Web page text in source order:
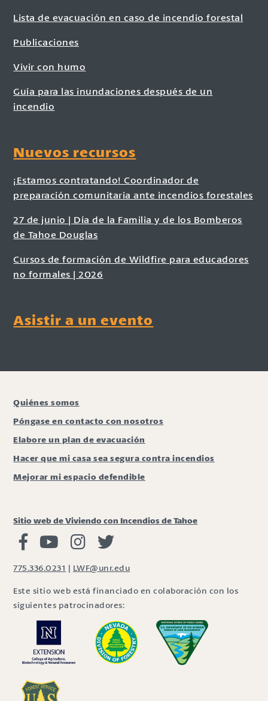
Lista de evacuación en caso de incendio forestal
Publicaciones
Vivir con humo
Guía para las inundaciones después de un
incendio
Nuevos recursos
¡Estamos contratando! Coordinador de
preparación comunitaria ante incendios forestales
27 de junio | Día de la Familia y de los Bomberos
de Tahoe Douglas
Cursos de formación de Wildfire para educadores
no formales | 2026
Asistir a un evento
Quiénes somos
Póngase en contacto con nosotros
Elabore un plan de evacuación
Hacer que mi casa sea segura contra incendios
Mejorar mi espacio defendible
Sitio web de Viviendo con Incendios de Tahoe
Viviendo con Incendios Facebook
Vivir con fuego Youtube
Vivir con fuego Instagram
775.336.0231 | LWF@unr.edu
Este sitio web está financiado en colaboración con los
siguientes patrocinadores: